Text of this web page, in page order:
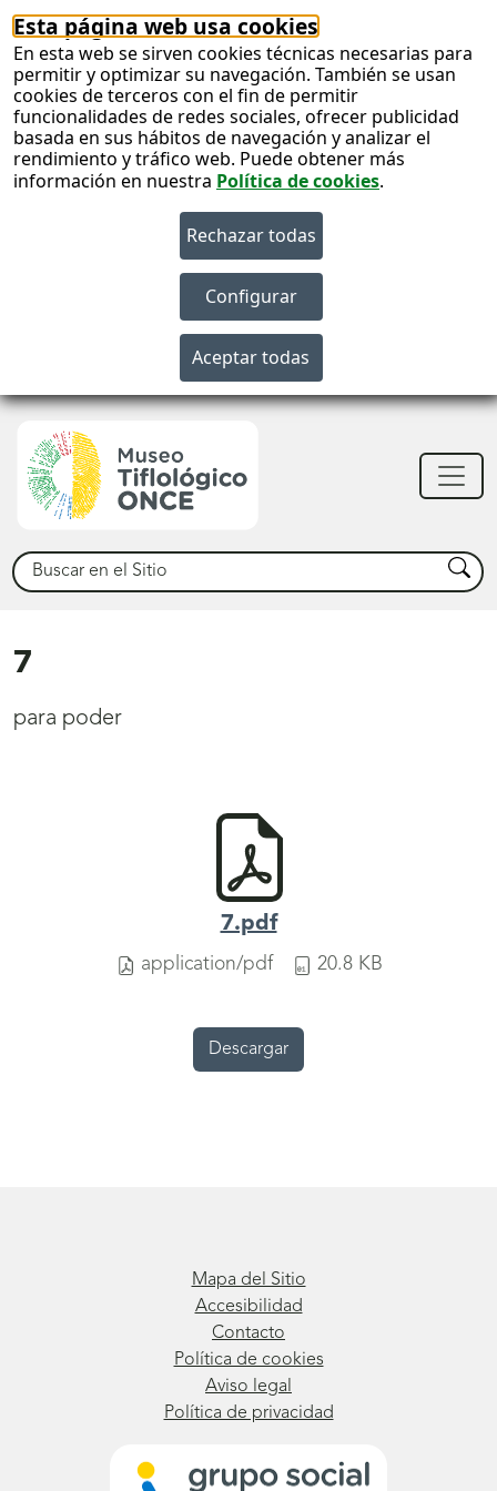
Esta página web usa cookies
En esta web se sirven cookies técnicas necesarias para
permitir y optimizar su navegación. También se usan
cookies de terceros con el fin de permitir
funcionalidades de redes sociales, ofrecer publicidad
basada en sus hábitos de navegación y analizar el
rendimiento y tráfico web. Puede obtener más
información en nuestra Política de cookies.
Buscar Buscar
7
para poder
7.pdf
application/pdf 20.8 KB
Descargar
Mapa del Sitio
Accesibilidad
Contacto
Política de cookies
Aviso legal
Política de privacidad